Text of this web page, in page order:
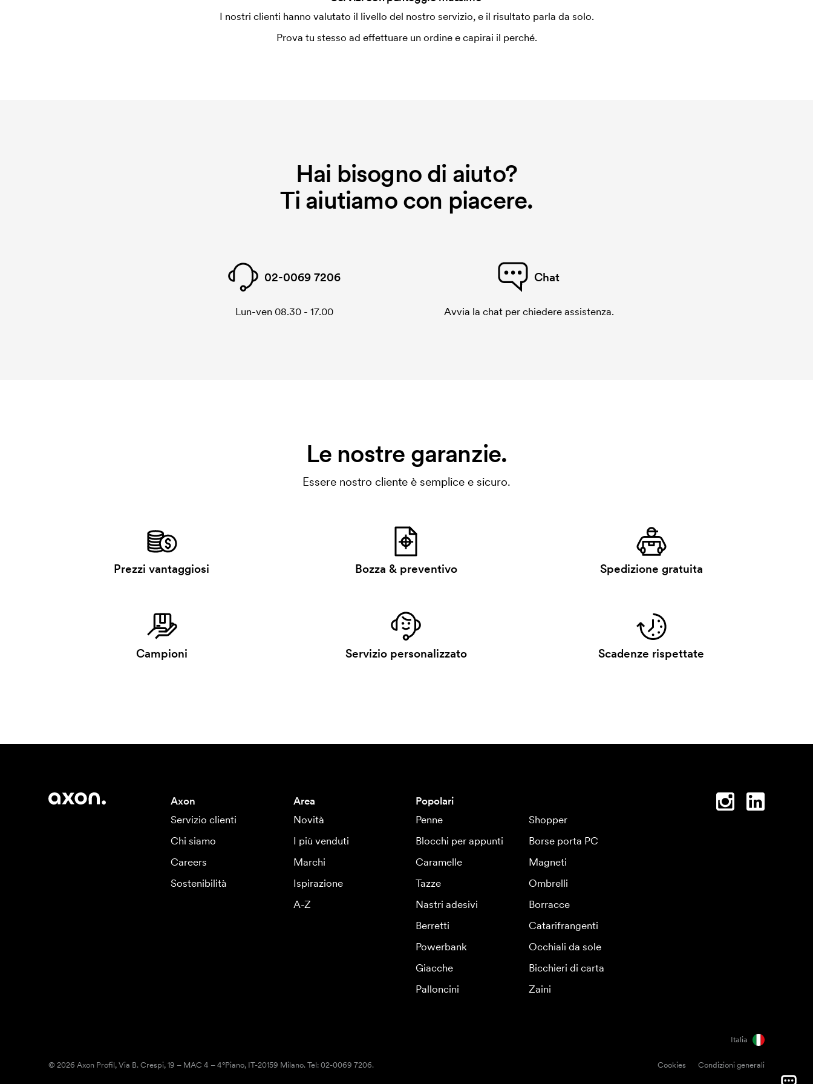
I nostri clienti hanno valutato il livello del nostro servizio, e il risultato parla da solo.
Prova tu stesso ad effettuare un ordine e capirai il perché.
Hai bisogno di aiuto?
Ti aiutiamo con piacere.
02-0069 7206
Lun-ven 08.30 - 17.00
Chat
Avvia la chat per chiedere assistenza.
Le nostre garanzie.
Essere nostro cliente è semplice e sicuro.
Prezzi vantaggiosi Bozza & preventivo Spedizione gratuita
Campioni Servizio personalizzato Scadenze rispettate
Axon
Servizio clienti
Chi siamo
Careers
Sostenibilità
Area
Novità
I più venduti
Marchi
Ispirazione
A-Z
Popolari
Penne
Shopper
Blocchi per appunti
Borse porta PC
Caramelle
Magneti
Tazze
Ombrelli
Nastri adesivi
Borracce
Berretti
Catarifrangenti
Powerbank
Occhiali da sole
Giacche
Bicchieri di carta
Palloncini
Zaini
Italia
Cookies Condizioni generali
© 2026 Axon Profil, Via B. Crespi, 19 – MAC 4 – 4°Piano, IT-20159 Milano. Tel: 02-0069 7206.